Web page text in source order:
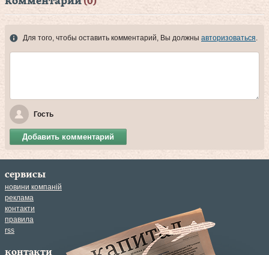
Для того, чтобы оставить комментарий, Вы должны авторизоваться.
Гость
Добавить комментарий
сервисы
новини компаній
реклама
контакти
правила
rss
контакти